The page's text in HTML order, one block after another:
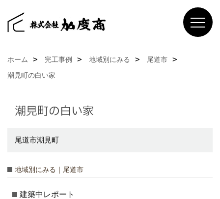
ホーム 完工事例 地域別にみる
尾道市
潮見町の白い家
潮見町の白い家
尾道市潮見町
地域別にみる｜尾道市
建築中レポート